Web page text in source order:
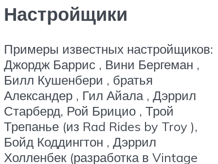
Настройщики
Примеры известных настройщиков:
Джордж Баррис , Вини Бергеман ,
Билл Кушенбери , братья
Александер , Гил Айала , Дэррил
Старберд, Рой Брицио , Трой
Трепанье (из Rad Rides by Troy ),
Бойд Коддингтон , Дэррил
Холленбек (разработка в Vintage